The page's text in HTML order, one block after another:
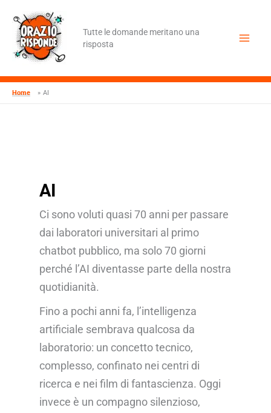
contenuto
Tutte le domande meritano una
risposta
Home AI
AI
Ci sono voluti quasi 70 anni per passare
dai laboratori universitari al primo
chatbot pubblico, ma solo 70 giorni
perché l’AI diventasse parte della nostra
quotidianità.
Fino a pochi anni fa, l’intelligenza
artificiale sembrava qualcosa da
laboratorio: un concetto tecnico,
complesso, confinato nei centri di
ricerca e nei film di fantascienza. Oggi
invece è un compagno silenzioso,